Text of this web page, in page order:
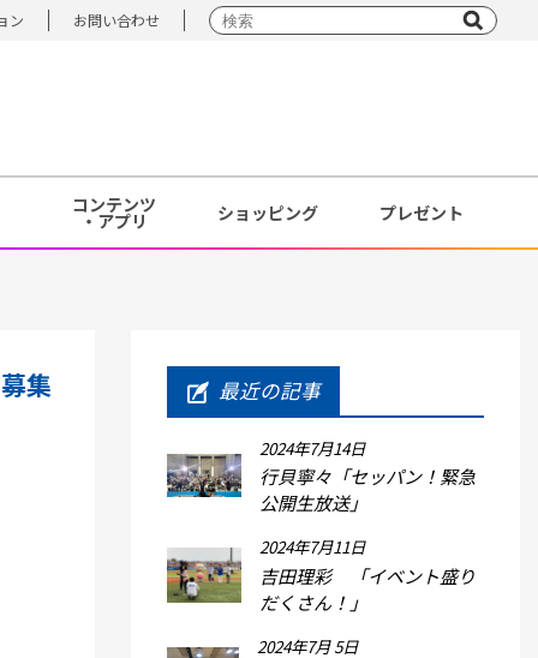
ン お問い合わせ
コンテンツ
・アプリ ショッピング プレゼント
集 最近の記事
2024年7月14日
行貝寧々「セッパン！緊急
公開生放送」
2024年7月11日
吉田理彩 「イベント盛り
だくさん！」
2024年7月 5日